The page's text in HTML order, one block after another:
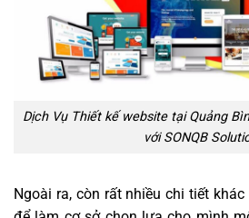
Dịch Vụ Thiết kế website tại Quảng
với SONQB
Ngoài ra, còn rất nhiều chi tiết